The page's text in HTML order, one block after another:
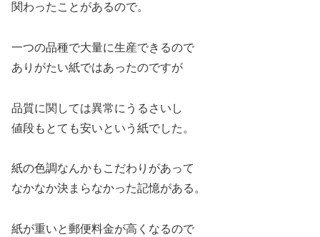
関わったことがあるので。
一つの品種で大量に生産できるので
ありがたい紙ではあったのですが
品質に関しては異常にうるさいし
値段もとても安いという紙でした。
紙の色調なんかもこだわりがあって
なかなか決まらなかった記憶がある。
紙が重いと郵便料金が高くなるので